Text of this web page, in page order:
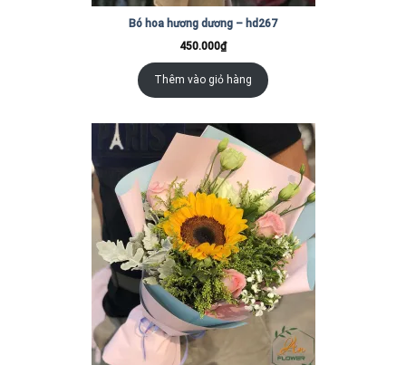
Bó hoa hương dương – hd267
450.000₫
Thêm vào giỏ hàng